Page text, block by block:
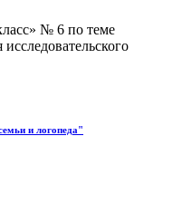
№ 6 по теме
и логопеда"